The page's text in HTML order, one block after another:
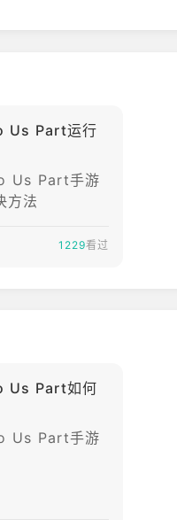
Us Part运行
Us Part手游
方法
1229看过
Us Part如何
Us Part手游